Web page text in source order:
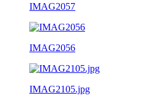
IMAG2057
IMAG2056
IMAG2105.jpg